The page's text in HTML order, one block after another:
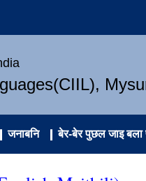
जनाबनि बेर-बेर पुछल जाइ बला